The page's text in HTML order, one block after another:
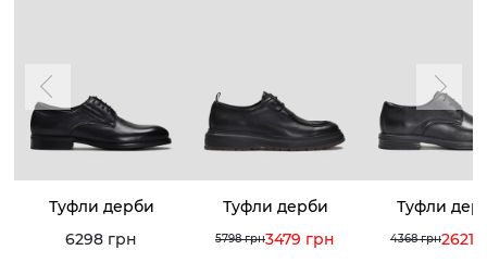
Туфли дерби
6298 грн
Туфли дерби
5798 грн3479 грн
Туфли
4368 грн2621